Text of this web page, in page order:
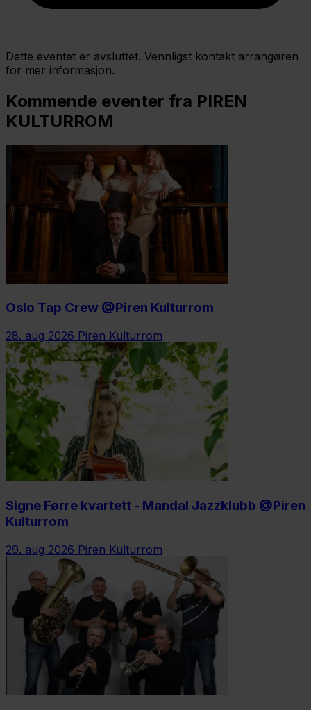
Dette eventet er avsluttet. Vennligst kontakt arrangøren
for mer informasjon.
Kommende eventer fra PIREN
KULTURROM
Oslo Tap Crew @Piren Kulturrom
28. aug 2026 Piren Kulturrom
Signe Førre kvartett - Mandal Jazzklubb @Piren
Kulturrom
29. aug 2026 Piren Kulturrom